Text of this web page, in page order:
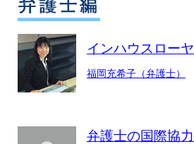
インハウスロー
福岡充希子（弁護士）
弁護士の国際協